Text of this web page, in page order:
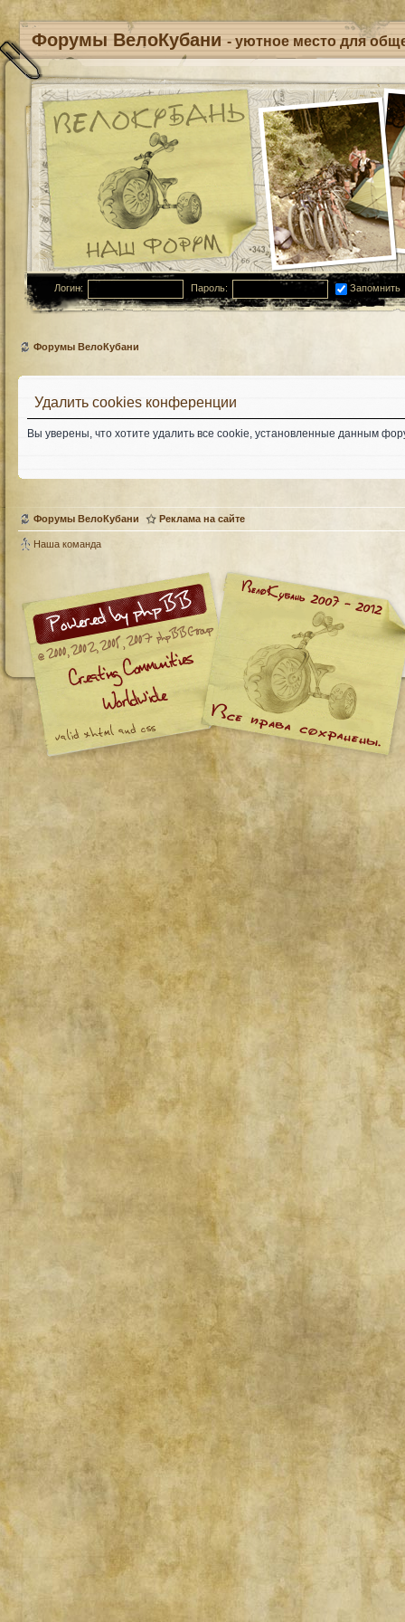
Форумы ВелоКубани - уютное место для
Логин: Пароль: Запомнить
Форумы ВелоКубани
Удалить cookies конференции
Вы уверены, что хотите удалить все cookie, установленные данным
Форумы ВелоКубани Реклама на сайте
Наша команда